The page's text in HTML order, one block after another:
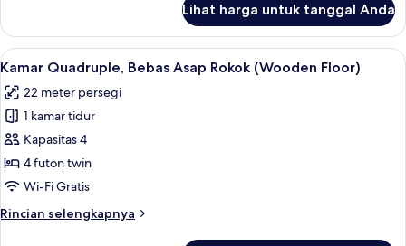
smoking,
Flooring
Standard
Single
Room,
smoking,
Flooring
Lihat harga untuk tanggal Anda
Lihat
semua
foto
untuk
Kamar
Quadruple,
Bebas
Rokok
Kamar Quadruple, Bebas Asap
5
Kamar Quadruple, Bebas Asap Rokok (Wooden Floor)
22 meter persegi
1 kamar tidur
Kapasitas 4
4 futon twin
Wi-Fi Gratis
Rincian selengkapnya
Rincian